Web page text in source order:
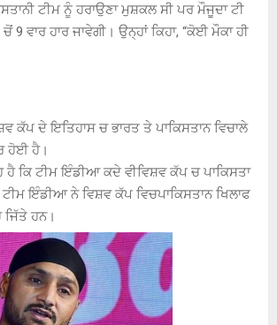
ਟੀਮ ਨੂੰ ਹਰਾਉਣਾ ਮੁਸ਼ਕਲ ਸੀ ਪਰ ਮੌਜੂਦਾ ਟੀ
9 ਵਾਰ ਹਾਰ ਜਾਵੇਗੀ। ਉਨ੍ਹਾਂ ਕਿਹਾ, “ਕੋਈ ਮੌਕਾ ਹੀ
ਕੱਪ ਦੇ ਇਤਿਹਾਸ ਚ ਭਾਰਤ ਤੇ ਪਾਕਿਸਤਾਨ ਵਿਚਾਲੇ
ਹੋਈ ਹੈ।
ਕਿ ਟੀਮ ਇੰਡੀਆ ਕਦੇ ਵੀਵਿਸ਼ਵ ਕੱਪ ਚ ਪਾਕਿਸਤਾ
ਟੀਮ ਇੰਡੀਆ ਨੇ ਵਿਸ਼ਵ ਕੱਪ ਵਿਚਪਾਕਿਸਤਾਨ ਖਿਲਾਫ
ਹਨ।